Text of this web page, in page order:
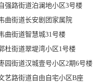
强路街道泊澜地小区3号楼
曲街道长安剧团家属院
曲街道智慧城31号楼
杜街道翠堤湾小区1号楼
园街道汉城壹号小区2期6号楼
艺路街道自由自宅小区B座